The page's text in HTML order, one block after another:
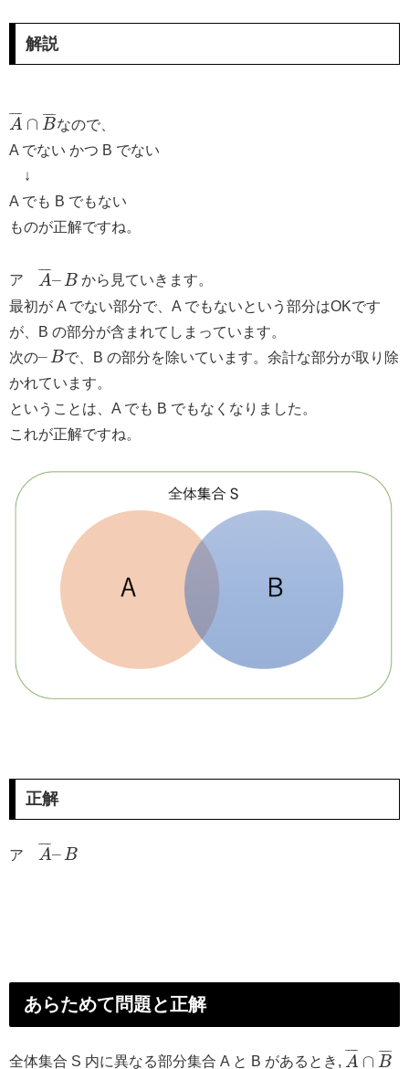
解説
A
¯¯
¯¯ ∩ B
¯¯
¯¯ なので、
A でない かつ B でない
↓
A でも B でもない
ものが正解ですね。
ア A
¯¯
¯¯–B から見ていきます。
最初が A でない部分で、A でもないという部分はOKです
が、B の部分が含まれてしまっています。
次の–Bで、B の部分を除いています。余計な部分が取り除
かれています。
ということは、A でも B でもなくなりました。
これが正解ですね。
正解
ア A
¯¯
¯¯–B
あらためて問題と正解
全体集合 S 内に異なる部分集合 A と B があるとき, A
¯¯
¯¯ ∩ B
¯¯
¯¯